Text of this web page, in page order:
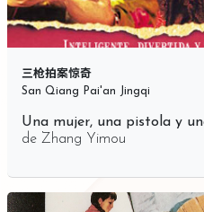
三枪拍案惊奇
San Qiang Pai'an Jingqi
Una mujer, una pistola y
de Zhang Yimou